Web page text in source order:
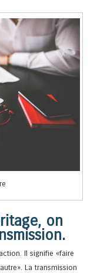
on
Il signifie «faire
La transmission